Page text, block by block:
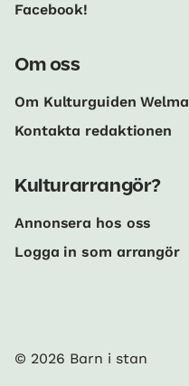
Facebook!
Om oss
Om Kulturguiden Welma
Kontakta redaktionen
Kulturarrangör?
Annonsera hos oss
Logga in som arrangör
© 2026 Barn i stan